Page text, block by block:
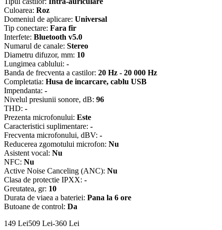
Culoarea: Roz
Domeniul de aplicare: Universal
Tip conectare: Fara fir
Interfete: Bluetooth v5.0
Numarul de canale: Stereo
Diametru difuzor, mm: 10
Lungimea cablului: -
Banda de frecventa a castilor: 20 Hz - 20 000 Hz
Completatia: Husa de incarcare, cablu USB
Impendanta: -
Nivelul presiunii sonore, dB: 96
THD: -
Prezenta microfonului: Este
Caracteristici suplimentare: -
Frecventa microfonului, dBV: -
Reducerea zgomotului microfon: Nu
Asistent vocal: Nu
NFC: Nu
Active Noise Canceling (ANC): Nu
Clasa de protectie IPXX: -
Greutatea, gr: 10
Durata de viaеa a bateriei: Pana la 6 ore
Butoane de control: Da
149 Lei509 Lei-360 Lei